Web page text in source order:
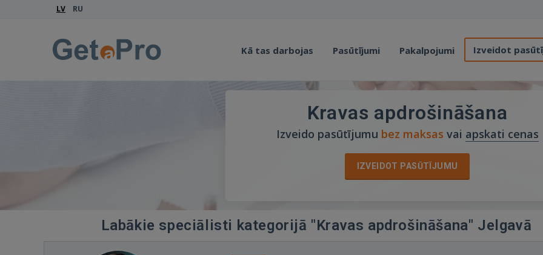
LV RU
Kā tas darbojas Pasūtījumi Pakalpojumi Izveidot
Kravas apdrošināšana
Izveido pasūtījumu bez maksas vai apskati cenas
IZVEIDOT PASŪTĪJUMU
Labākie speciālisti kategorijā "Kravas apdrošināšana" Jelgavā